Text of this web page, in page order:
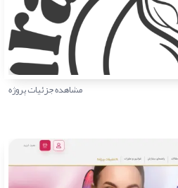
مشاهده جزئیات پروژه